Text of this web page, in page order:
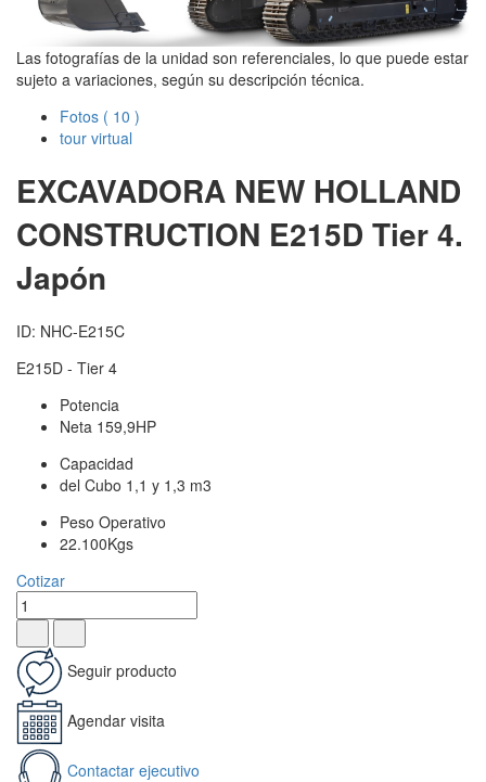
Las fotografías de la unidad son referenciales, lo que puede estar
sujeto a variaciones, según su descripción técnica.
Fotos ( 10 )
tour virtual
EXCAVADORA NEW HOLLAND
CONSTRUCTION E215D Tier 4.
Japón
ID: NHC-E215C
E215D - Tier 4
Potencia
Neta 159,9HP
Capacidad
del Cubo 1,1 y 1,3 m3
Peso Operativo
22.100Kgs
Cotizar
Seguir producto
Agendar visita
Contactar ejecutivo